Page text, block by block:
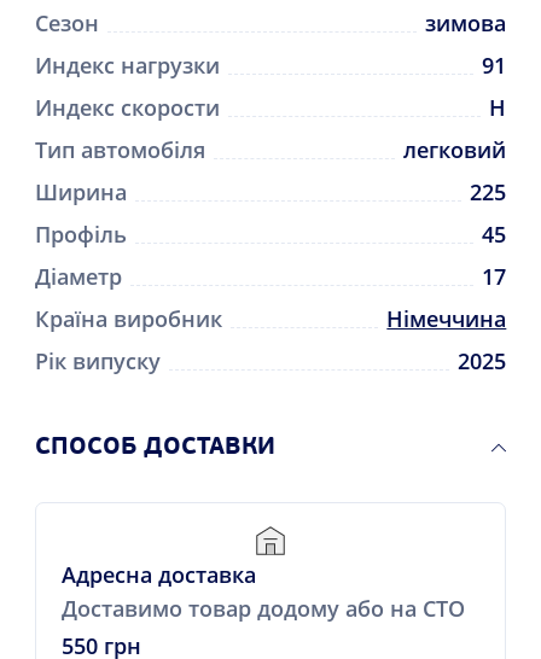
Сезон
зимова
Индекс нагрузки
91
Индекс скорости
H
Тип автомобіля
легковий
Ширина
225
Профіль
45
Діаметр
17
Країна виробник
Німеччина
Рік випуску
2025
CПОСОБ ДОСТАВКИ
Адресна доставка
Доставимо товар додому або на СТО
550 грн